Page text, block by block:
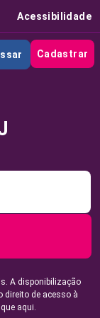
Acessibilidade
Cadastrar
A disponibilização
direito de acesso à
aqui.